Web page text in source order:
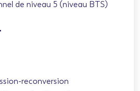
de niveau 5 (niveau BTS)
reconversion